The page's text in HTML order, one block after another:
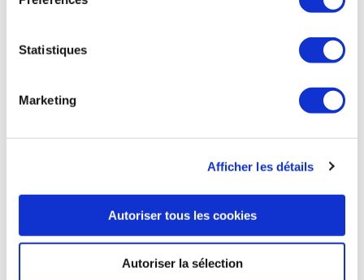
Statistiques
Marketing
Afficher les détails
Autoriser tous les cookies
Autoriser la sélection
Optimate. Il s’agit d’un démonstrateur visant à améliorer la
la fusion de données, aux capteurs avancés et à la détection
quantique. L’objectif est de permettre aux avions d’évoluer
de faible visibilité ou de trafic dense. Airbus travaille aussi à
optimiser les opérations au sol, où les appareils passent en
heures d’essais, le constructeur explore également des
maintenant les pilotes comme seuls décideurs à bord.